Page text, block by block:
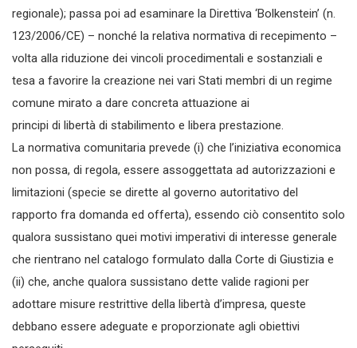
regionale); passa poi ad esaminare la Direttiva ‘Bolkenstein’ (n.
123/2006/CE) – nonché la relativa normativa di recepimento –
volta alla riduzione dei vincoli procedimentali e sostanziali e
tesa a favorire la creazione nei vari Stati membri di un regime
comune mirato a dare concreta attuazione ai
principi di libertà di stabilimento e libera prestazione.
La normativa comunitaria prevede (i) che l’iniziativa economica
non possa, di regola, essere assoggettata ad autorizzazioni e
limitazioni (specie se dirette al governo autoritativo del
rapporto fra domanda ed offerta), essendo ciò consentito solo
qualora sussistano quei motivi imperativi di interesse generale
che rientrano nel catalogo formulato dalla Corte di Giustizia e
(ii) che, anche qualora sussistano dette valide ragioni per
adottare misure restrittive della libertà d’impresa, queste
debbano essere adeguate e proporzionate agli obiettivi